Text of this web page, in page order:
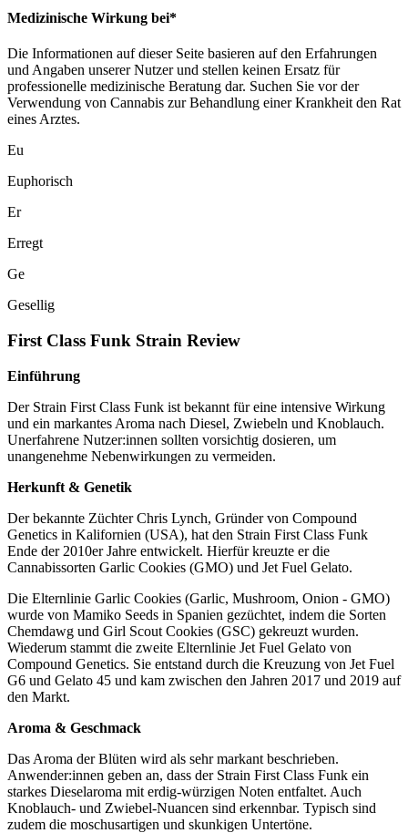
Medizinische Wirkung bei*
Die Informationen auf dieser Seite basieren auf den Erfahrungen
und Angaben unserer Nutzer und stellen keinen Ersatz für
professionelle medizinische Beratung dar. Suchen Sie vor der
Verwendung von Cannabis zur Behandlung einer Krankheit den Rat
eines Arztes.
Eu
Euphorisch
Er
Erregt
Ge
Gesellig
First Class Funk Strain Review
Einführung
Der Strain First Class Funk ist bekannt für eine intensive Wirkung
und ein markantes Aroma nach Diesel, Zwiebeln und Knoblauch.
Unerfahrene Nutzer:innen sollten vorsichtig dosieren, um
unangenehme Nebenwirkungen zu vermeiden.
Herkunft & Genetik
Der bekannte Züchter Chris Lynch, Gründer von Compound
Genetics in Kalifornien (USA), hat den Strain First Class Funk
Ende der 2010er Jahre entwickelt. Hierfür kreuzte er die
Cannabissorten Garlic Cookies (GMO) und Jet Fuel Gelato.
Die Elternlinie Garlic Cookies (Garlic, Mushroom, Onion - GMO)
wurde von Mamiko Seeds in Spanien gezüchtet, indem die Sorten
Chemdawg und Girl Scout Cookies (GSC) gekreuzt wurden.
Wiederum stammt die zweite Elternlinie Jet Fuel Gelato von
Compound Genetics. Sie entstand durch die Kreuzung von Jet Fuel
G6 und Gelato 45 und kam zwischen den Jahren 2017 und 2019 auf
den Markt.
Aroma & Geschmack
Das Aroma der Blüten wird als sehr markant beschrieben.
Anwender:innen geben an, dass der Strain First Class Funk ein
starkes Dieselaroma mit erdig-würzigen Noten entfaltet. Auch
Knoblauch- und Zwiebel-Nuancen sind erkennbar. Typisch sind
zudem die moschusartigen und skunkigen Untertöne.